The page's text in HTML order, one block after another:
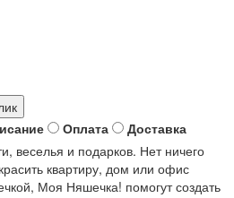
Оплата
Доставка
веселья и подарков. Нет ничего
квартиру, дом или офис
Моя Няшечка! помогут создать